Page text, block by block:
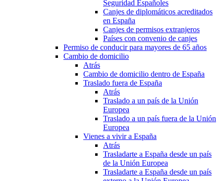
Seguridad Españoles
Canjes de diplomáticos acreditados
en España
Canjes de permisos extranjeros
Países con convenio de canjes
Permiso de conducir para mayores de 65 años
Cambio de domicilio
Atrás
Cambio de domicilio dentro de España
Traslado fuera de España
Atrás
Traslado a un país de la Unión
Europea
Traslado a un país fuera de la Unión
Europea
Vienes a vivir a España
Atrás
Trasladarte a España desde un país
de la Unión Europea
Trasladarte a España desde un país